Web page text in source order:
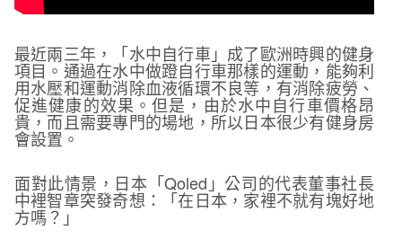
店
用
數
量
最近兩三年，「水中自行車」成了歐洲時興的健身
項目。通過在水中做蹬自行車那樣的運動，能夠利
用水壓和運動消除血液循環不良等，有消除疲勞、
促進健康的效果。但是，由於水中自行車價格昂
貴，而且需要專門的場地，所以日本很少有健身房
會設置。
面對此情景，日本「Qoled」公司的代表董事社長
中裡智章突發奇想：「在日本，家裡不就有塊好地
方嗎？」